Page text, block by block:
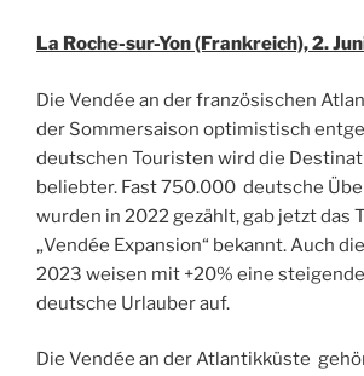
La Roche-sur-Yon (Frankreich), 2.
Die Vendée an der französischen
der Sommersaison optimistisch
deutschen Touristen wird die
beliebter. Fast 750.000 deutsche
wurden in 2022 gezählt, gab jetzt das
„Vendée Expansion“ bekannt. Auch
2023 weisen mit +20% eine
deutsche Urlauber auf.
Die Vendée an der Atlantikküste